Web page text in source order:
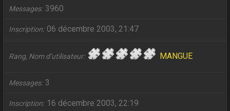
Messages 3960
Inscription 06 décembre 2003, 21:47
Rang, Nom d’utilisateur MANGUE
Messages 3
Inscription 16 décembre 2003, 22:19